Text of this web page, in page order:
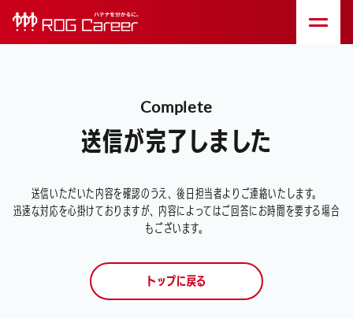
Complete
送信が完了しました
送信いただいた内容を確認のうえ、後日担当者よりご連絡いたします。
迅速な対応を心掛けておりますが、内容によってはご回答にお時間を要する場合
もございます。
トップに戻る